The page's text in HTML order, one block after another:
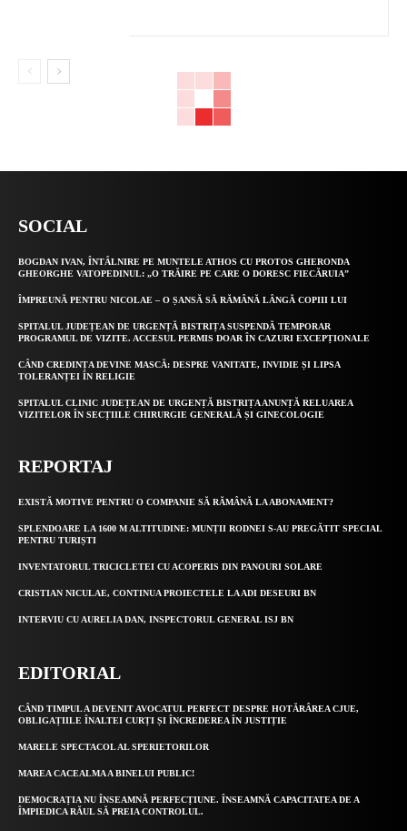
SOCIAL
BOGDAN IVAN, ÎNTÂLNIRE PE MUNTELE ATHOS CU PROTOS GHERONDA
GHEORGHE VATOPEDINUL: „O TRĂIRE PE CARE O DORESC FIECĂRUIA”
ÎMPREUNĂ PENTRU NICOLAE – O ȘANSĂ SĂ RĂMÂNĂ LÂNGĂ COPIII LUI
SPITALUL JUDEȚEAN DE URGENȚĂ BISTRIȚA SUSPENDĂ TEMPORAR
PROGRAMUL DE VIZITE. ACCESUL PERMIS DOAR ÎN CAZURI EXCEPȚIONALE
CÂND CREDINȚA DEVINE MASCĂ: DESPRE VANITATE, INVIDIE ȘI LIPSA
TOLERANȚEI ÎN RELIGIE
SPITALUL CLINIC JUDEȚEAN DE URGENȚĂ BISTRIȚA ANUNȚĂ RELUAREA
VIZITELOR ÎN SECȚIILE CHIRURGIE GENERALĂ ȘI GINECOLOGIE
REPORTAJ
EXISTĂ MOTIVE PENTRU O COMPANIE SĂ RĂMÂNĂ LA ABONAMENT?
SPLENDOARE LA 1600 M ALTITUDINE: MUNȚII RODNEI S-AU PREGĂTIT SPECIAL
PENTRU TURIȘTI
INVENTATORUL TRICICLETEI CU ACOPERIS DIN PANOURI SOLARE
CRISTIAN NICULAE, CONTINUA PROIECTELE LA ADI DESEURI BN
INTERVIU CU AURELIA DAN, INSPECTORUL GENERAL ISJ BN
EDITORIAL
CÂND TIMPUL A DEVENIT AVOCATUL PERFECT DESPRE HOTĂRÂREA CJUE,
OBLIGAȚIILE ÎNALTEI CURȚI ȘI ÎNCREDEREA ÎN JUSTIȚIE
MARELE SPECTACOL AL SPERIETORILOR
MAREA CACEALMA A BINELUI PUBLIC!
DEMOCRAȚIA NU ÎNSEAMNĂ PERFECȚIUNE. ÎNSEAMNĂ CAPACITATEA DE A
ÎMPIEDICA RĂUL SĂ PREIA CONTROLUL.